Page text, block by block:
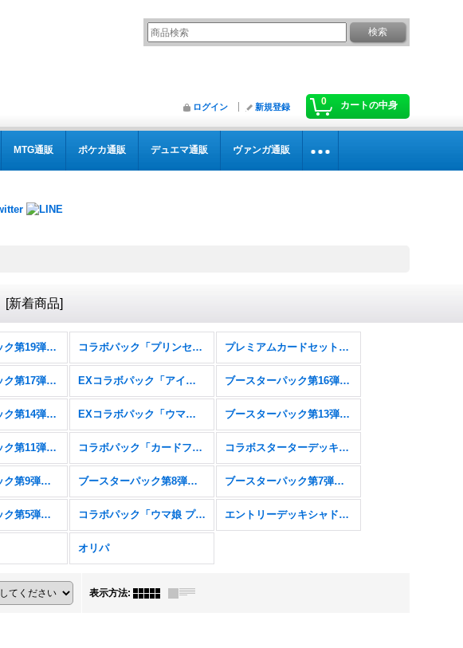
0 カートの中身
ログイン 新規登録
MTG通販 ポケカ通販 デュエマ通販 ヴァンガ通販
[新着商品]
ブースターパック第19弾「天魔八虐」 コラボパック「プリンセスコネクト！Re:Dive」 プレミアムカードセット「プリンセスコネクト！Re:Dive」
ブースターパック第17弾「ConvergentDestinies/コンヴァージェント・ディスティニー」 EXコラボパック「アイドルマスター シンデレラガールズ」 ブースターパック第16弾「新たなる創世」
ブースターパック第14弾「夢幻の饗宴」 EXコラボパック「ウマ娘 プリティーダービー」 ブースターパック第13弾「暗黒降誕」
ブースターパック第11弾「宿命の弾丸」 コラボパック「カードファイト!! ヴァンガード」 コラボスターターデッキ「聖域の騎士団」「黙示録の炎」
ブースターパック第9弾「光影の二重奏」 ブースターパック第8弾「次元混沌」 ブースターパック第7弾「森羅鋼鉄」
ブースターパック第5弾「永劫なる絶傑」 コラボパック「ウマ娘 プリティーダービー」 エントリーデッキシャドウバースＦ
オリパ
表示方法: